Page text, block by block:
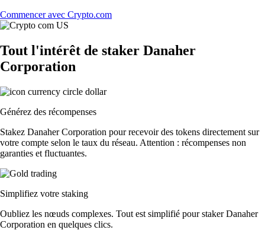
Commencer avec Crypto.com
Tout l'intérêt de staker Danaher
Corporation
Générez des récompenses
Stakez Danaher Corporation pour recevoir des tokens directement sur
votre compte selon le taux du réseau. Attention : récompenses non
garanties et fluctuantes.
Simplifiez votre staking
Oubliez les nœuds complexes. Tout est simplifié pour staker Danaher
Corporation en quelques clics.